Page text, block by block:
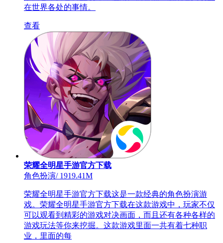
在世界各处的事情。
查看
荣耀全明星手游官方下载
角色扮演/1919.41M
荣耀全明星手游官方下载这是一款经典的角色扮演游
戏。荣耀全明星手游官方下载在这款游戏中，玩家不仅
可以观看到精彩的游戏对决画面，而且还有各种各样的
游戏玩法等你来挖掘。这款游戏里面一共有着七种职
业，里面的每